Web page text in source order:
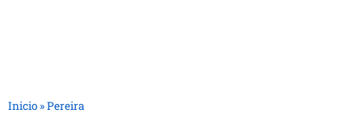
Inicio »Pereira